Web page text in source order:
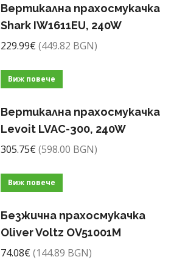
Вертикална прахосмукачка
Shark IW1611EU, 240W
229.99€ (449.82 BGN)
Виж повече
Вертикална прахосмукачка
Levoit LVAC-300, 240W
305.75€ (598.00 BGN)
Виж повече
Безжична прахосмукачка
Oliver Voltz OV51001M
74.08€ (144.89 BGN)